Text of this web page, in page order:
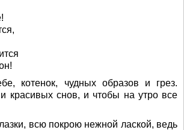
котенок, чудных образов и грез.
красивых снов, и чтобы на утро все
всю покрою нежной лаской, ведь